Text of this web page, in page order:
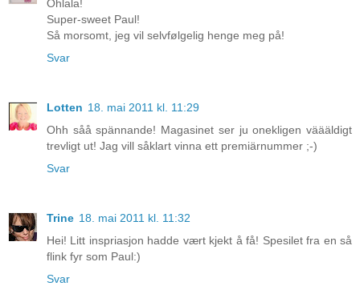
Ohlala!
Super-sweet Paul!
Så morsomt, jeg vil selvfølgelig henge meg på!
Svar
Lotten 18. mai 2011 kl. 11:29
Ohh såå spännande! Magasinet ser ju onekligen väääldigt
trevligt ut! Jag vill såklart vinna ett premiärnummer ;-)
Svar
Trine 18. mai 2011 kl. 11:32
Hei! Litt inspriasjon hadde vært kjekt å få! Spesilet fra en så
flink fyr som Paul:)
Svar